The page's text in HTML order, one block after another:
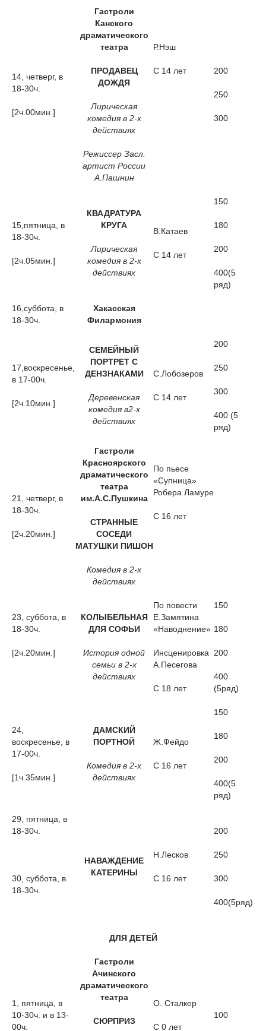
14, четверг, в
18-30ч.
[2ч.00мин.]
Гастроли
Канского
драматического
театра
ПРОДАВЕЦ
ДОЖДЯ
Лирическая
комедия в 2-х
действиях
Режиссер Засл.
артист России
А.Пашнин
Р.Нэш
С 14 лет 200
250
300
15,пятница, в
18-30ч.
[2ч.05мин.]
КВАДРАТУРА
КРУГА
Лирическая
комедия в 2-х
действиях
В.Катаев
С 14 лет
150
180
200
400(5
ряд)
16,суббота, в
18-30ч.
Хакасская
Филармония
17,воскресенье,
в 17-00ч.
[2ч.10мин.]
СЕМЕЙНЫЙ
ПОРТРЕТ С
ДЕНЗНАКАМИ
Деревенская
комедия в2-х
действиях
С.Лобозеров
С 14 лет
200
250
300
400 (5
ряд)
21, четверг, в
18-30ч.
[2ч.20мин.]
Гастроли
Красноярского
драматического
театра
им.А.С.Пушкина
СТРАННЫЕ
СОСЕДИ
МАТУШКИ ПИШОН
Комедия в 2-х
действиях
По пьесе
«Супница»
Робера Ламуре
С 16 лет
23, суббота, в
18-30ч.
[2ч.20мин.]
КОЛЫБЕЛЬНАЯ
ДЛЯ СОФЬИ
История одной
семьи в 2-х
действиях
По повести
Е.Замятина
«Наводнение»
Инсценировка
А.Песегова
С 18 лет
150
180
200
400
(5ряд)
24,
воскресенье, в
17-00ч.
[1ч.35мин.]
ДАМСКИЙ
ПОРТНОЙ
Комедия в 2-х
действиях
Ж.Фейдо
С 16 лет
150
180
200
400(5
ряд)
29, пятница, в
18-30ч.
30, суббота, в
18-30ч.
НАВАЖДЕНИЕ
КАТЕРИНЫ
Н.Лесков
С 16 лет
200
250
300
400(5ряд)
ДЛЯ ДЕТЕЙ
1, пятница, в
10-30ч. и в 13-
00ч.
Гастроли
Ачинского
драматического
театра
СЮРПРИЗ
О. Сталкер
С 0 лет
100